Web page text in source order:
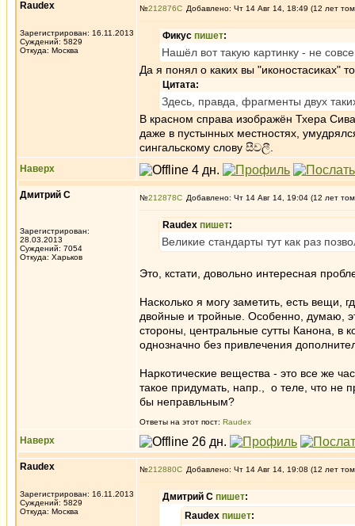
Raudex
Зарегистрирован: 16.11.2013
Суждений: 5829
Откуда: Москва
№212876 Добавлено: Чт 14 Авг 14, 18:49 (12 лет
Фикус пишет:
Нашёл вот такую картинку - не
Да я понял о каких вы "иконостасиках"
Цитата:
Здесь, правда, фрагменты двух
В красном справа изображён Тхера
даже в пустынных местностях,
сингальскому слову සීවලී.
Наверх
Дмитрий С
Зарегистрирован:
28.03.2013
Суждений: 7054
Откуда: Харьков
№212878 Добавлено: Чт 14 Авг 14, 19:04 (12 лет
Raudex пишет:
Великие стандарты тут как раз
Это, кстати, довольно интересная
Насколько я могу заметить, есть вещи,
двойные и тройные. Особенно, думаю,
стороны, центральные сутты Канона, в
однозначно без привлечения
Наркотические вещества - это все же
такое придумать, напр., о теле, что не
бы неправльным?
Ответы на этот пост: Raudex
Наверх
Raudex
Зарегистрирован: 16.11.2013
Суждений: 5829
Откуда: Москва
№212880 Добавлено: Чт 14 Авг 14, 19:08 (12 лет
Дмитрий С пишет:
Raudex пишет: